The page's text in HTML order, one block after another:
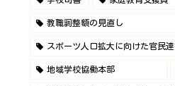
教職調整額の見直し
スポーツ人口拡大に向けた官民
地域学校協働本部